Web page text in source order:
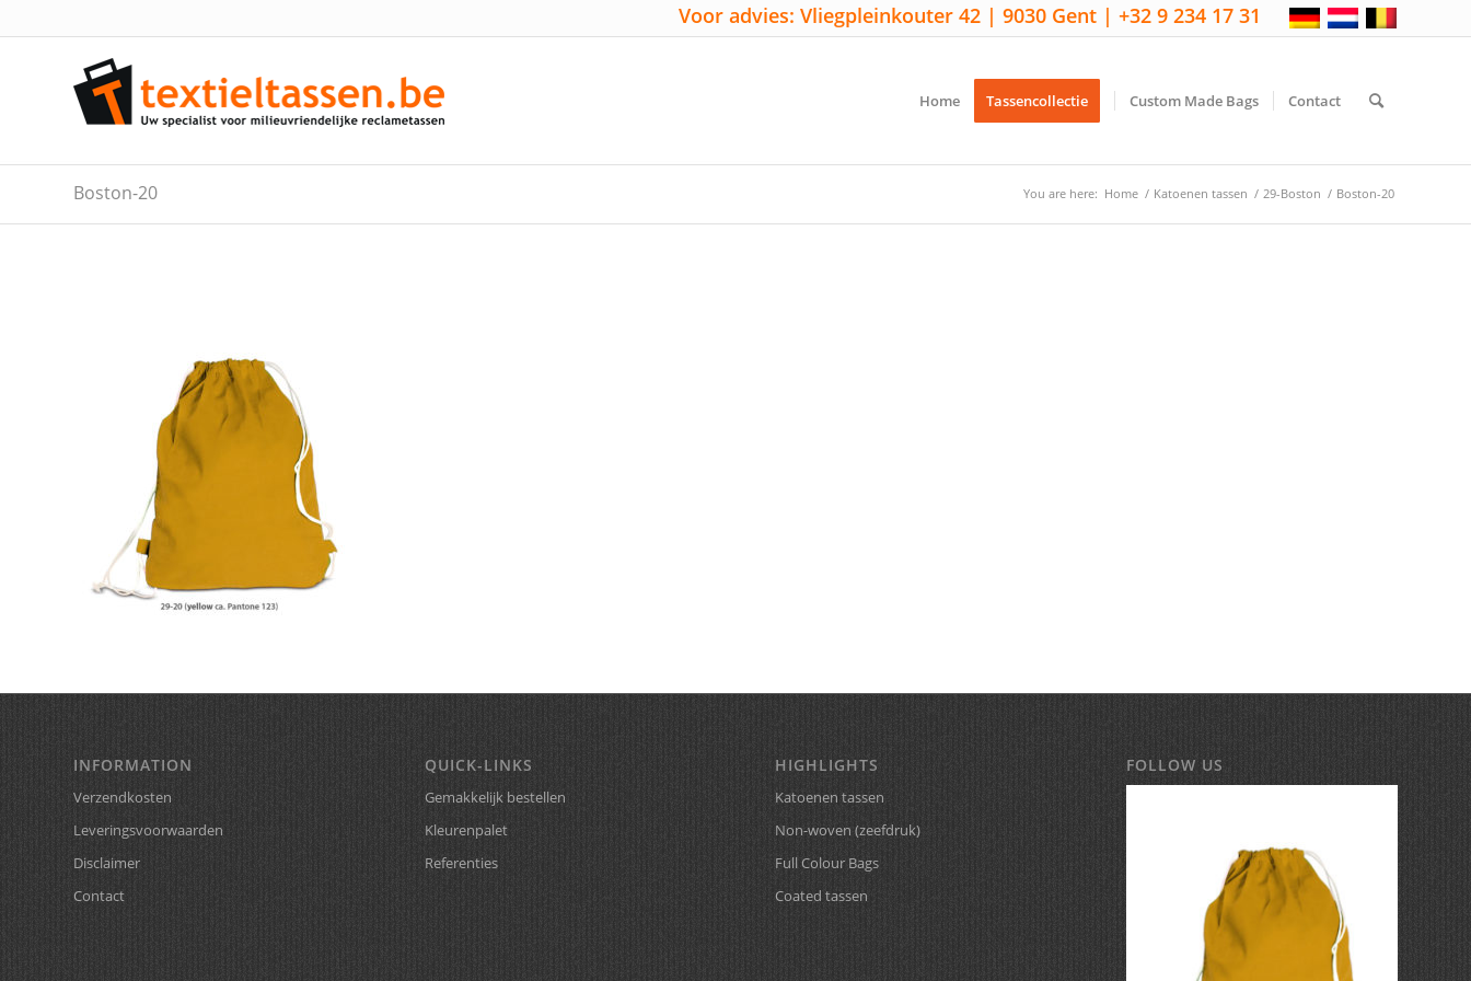
Voor advies: Vliegpleinkouter 42 | 9030 Gent | +32 9 234 17 31
Home Tassencollectie Custom Made Bags Contact
Boston-20 You are here: Home / Katoenen tassen / 29-Boston / Boston-20
INFORMATION
Verzendkosten
Leveringsvoorwaarden
Disclaimer
Contact
QUICK-LINKS
Gemakkelijk bestellen
Kleurenpalet
Referenties
HIGHLIGHTS
Katoenen tassen
Non-woven (zeefdruk)
Full Colour Bags
Coated tassen
FOLLOW US